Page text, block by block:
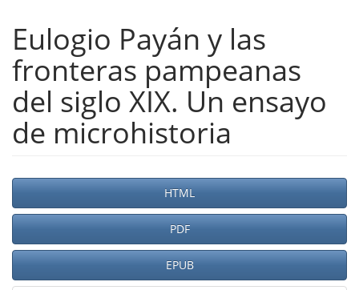
Eulogio Payán y las
fronteras pampeanas
del siglo XIX. Un ensayo
de microhistoria
Barra
lateral
del
artículo
HTML
PDF
EPUB